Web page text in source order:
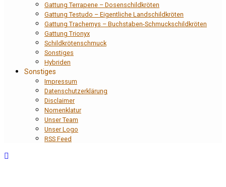
Gattung Terrapene – Dosenschildkröten
Gattung Testudo – Eigentliche Landschildkröten
Gattung Trachemys – Buchstaben-Schmuckschildkröten
Gattung Trionyx
Schildkrötenschmuck
Sonstiges
Hybriden
Sonstiges
Impressum
Datenschutzerklärung
Disclaimer
Nomenklatur
Unser Team
Unser Logo
RSS Feed